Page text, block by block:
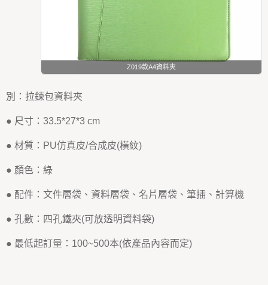
Z019款A4資料夾
別：拉鍊包資料夾
● 尺寸：33.5*27*3 cm
● 材質：PU仿真皮/合成皮(橫紋)
● 顏色：綠
● 配件：文件層袋、資料層袋、名片層袋、筆插、計算機
● 孔數：四孔鐵夾(可放透明資料袋)
● 最低起訂量：100~500本(依產品內容而定)